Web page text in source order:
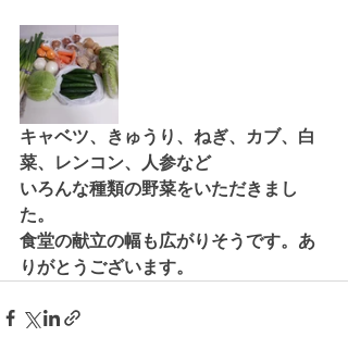
キャベツ、きゅうり、ねぎ、カブ、白
菜、レンコン、人参など
いろんな種類の野菜をいただきまし
た。
食堂の献立の幅も広がりそうです。あ
りがとうございます。